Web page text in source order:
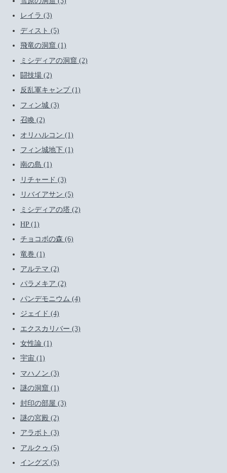
レイラ (3)
ディスト (5)
飛竜の洞窟 (1)
ミシディアの洞窟 (2)
闘技場 (2)
反乱軍キャンプ (1)
フィン城 (3)
召喚 (2)
オリハルコン (1)
フィン城地下 (1)
南の島 (1)
リチャード (3)
リバイアサン (5)
ミシディアの塔 (2)
HP (1)
チョコボの森 (6)
竜巻 (1)
アルテマ (2)
パラメキア (2)
パンデモニウム (4)
ジェイド (4)
エクスカリバー (3)
女性論 (1)
宇宙 (1)
マハノン (3)
謎の洞窟 (1)
封印の部屋 (3)
謎の宮殿 (2)
アラボト (3)
アルクゥ (5)
イングズ (5)